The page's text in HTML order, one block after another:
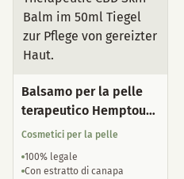
Balsamo per la pelle
terapeutico Hemptouch
CBD
Cosmetici per la pelle
100% legale
Con estratto di canapa